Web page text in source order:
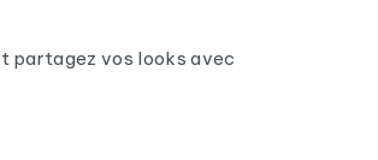
partagez vos looks avec